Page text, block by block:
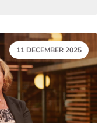
DATUM:
11 DECEMBER 2025